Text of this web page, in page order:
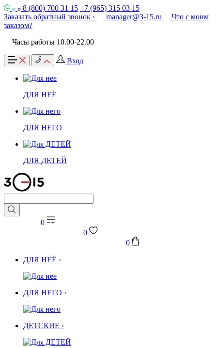
8 (800) 700 31 15 +7 (965) 315 03 15
Заказать обратный звонок ›
manager@3-15.ru
Что с моим
заказом?
Часы работы 10.00-22.00
Вход
ДЛЯ НЕЁ
ДЛЯ НЕГО
ДЛЯ ДЕТЕЙ
0
0
0
ДЛЯ НЕЁ ›
ДЛЯ НЕГО ›
ДЕТСКИЕ ›